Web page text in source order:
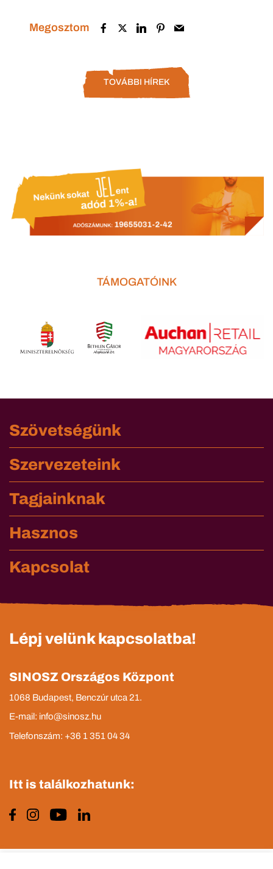
Megosztom
TOVÁBBI HÍREK
TÁMOGATÓINK
Szövetségünk
Szervezeteink
Tagjainknak
Hasznos
Kapcsolat
Lépj velünk kapcsolatba!
SINOSZ Országos Központ
1068 Budapest, Benczúr utca 21.
E-mail: info@sinosz.hu
Telefonszám: +36 1 351 04 34
Itt is találkozhatunk: